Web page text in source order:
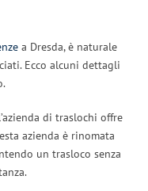
a Dresda, è naturale
Ecco alcuni dettagli
di traslochi offre
azienda è rinomata
un trasloco senza